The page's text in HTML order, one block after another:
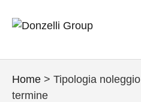
Home > Tipologia noleggio
termine